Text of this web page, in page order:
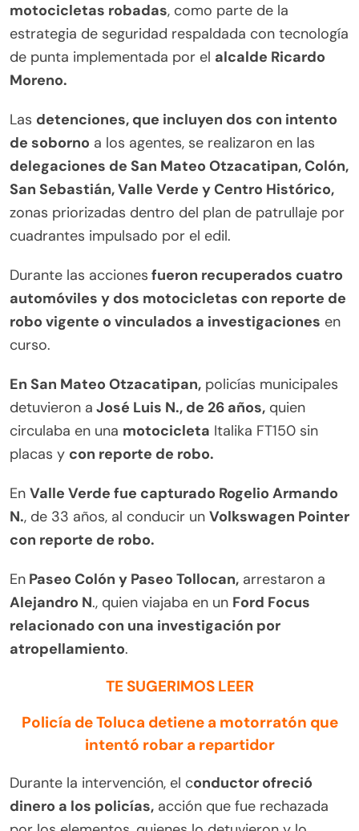
motocicletas robadas, como parte de la
estrategia de seguridad respaldada con tecnología
de punta implementada por el alcalde Ricardo
Moreno.
Las detenciones, que incluyen dos con intento
de soborno a los agentes, se realizaron en las
delegaciones de San Mateo Otzacatipan, Colón,
San Sebastián, Valle Verde y Centro Histórico,
zonas priorizadas dentro del plan de patrullaje por
cuadrantes impulsado por el edil.
Durante las acciones fueron recuperados cuatro
automóviles y dos motocicletas con reporte de
robo vigente o vinculados a investigaciones en
curso.
En San Mateo Otzacatipan, policías municipales
detuvieron a José Luis N., de 26 años, quien
circulaba en una motocicleta Italika FT150 sin
placas y con reporte de robo.
En Valle Verde fue capturado Rogelio Armando
N., de 33 años, al conducir un Volkswagen Pointer
con reporte de robo.
En Paseo Colón y Paseo Tollocan, arrestaron a
Alejandro N., quien viajaba en un Ford Focus
relacionado con una investigación por
atropellamiento.
TE SUGERIMOS LEER
Policía de Toluca detiene a motorratón que
intentó robar a repartidor
Durante la intervención, el conductor ofreció
dinero a los policías, acción que fue rechazada